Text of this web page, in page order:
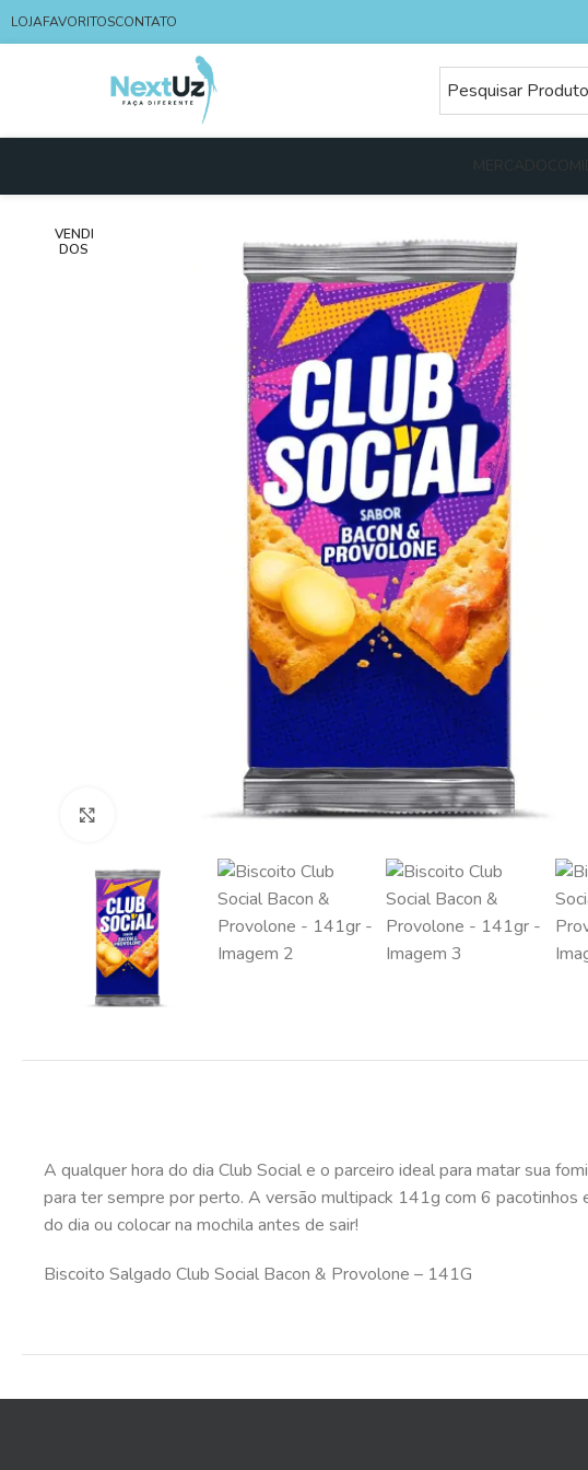
LOJAFAVORITOSCONTATO
MERCADO
VENDI
DOS
Clique para ampliar
A qualquer hora do dia Club Social e o parceiro ideal para matar sua
para ter sempre por perto. A versão multipack 141g com 6
do dia ou colocar na mochila antes de sair!
Biscoito Salgado Club Social Bacon & Provolone – 141G